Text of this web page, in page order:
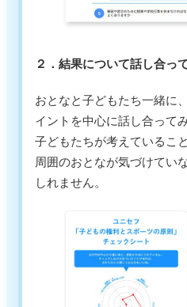
２．結果について話し合っ
おとなと子どもたち一緒に
イントを中心に話し合って
子どもたちが考えているこ
周囲のおとなが気づけてい
しれません。